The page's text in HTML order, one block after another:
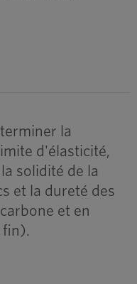
la
d'élasticité,
solidité de la
et la dureté des
et en
fin).